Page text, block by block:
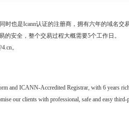
时也是Icann认证的注册商，拥有六年的域名
安全，整个交易过程大概需要5个工作日。
。
and ICANN-Accredited Registrar, with 6 years
our clients with professional, safe and easy